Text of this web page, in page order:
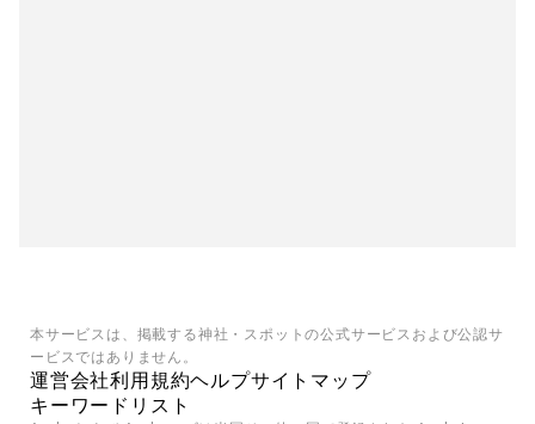
本サービスは、掲載する神社・スポットの公式サービスおよび公認サ
ービスではありません。
運営会社利用規約ヘルプサイトマップ
キーワードリスト